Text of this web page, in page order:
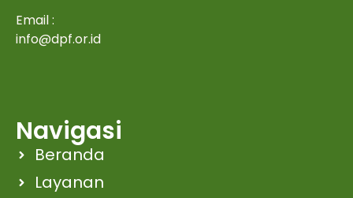
Email :
info@dpf.or.id
Navigasi
Beranda
Layanan